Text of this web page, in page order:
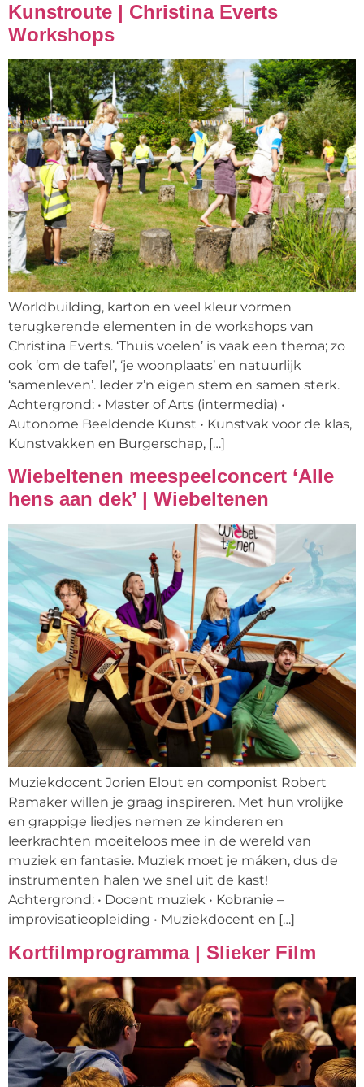
Kunstroute | Christina Everts
Workshops
Worldbuilding, karton en veel kleur vormen
terugkerende elementen in de workshops van
Christina Everts. ‘Thuis voelen’ is vaak een thema; zo
ook ‘om de tafel’, ‘je woonplaats’ en natuurlijk
‘samenleven’. Ieder z’n eigen stem en samen sterk.
Achtergrond: • Master of Arts (intermedia) •
Autonome Beeldende Kunst • Kunstvak voor de klas,
Kunstvakken en Burgerschap, […]
Wiebeltenen meespeelconcert ‘Alle
hens aan dek’ | Wiebeltenen
Muziekdocent Jorien Elout en componist Robert
Ramaker willen je graag inspireren. Met hun vrolijke
en grappige liedjes nemen ze kinderen en
leerkrachten moeiteloos mee in de wereld van
muziek en fantasie. Muziek moet je máken, dus de
instrumenten halen we snel uit de kast!
Achtergrond: • Docent muziek • Kobranie –
improvisatieopleiding • Muziekdocent en […]
Kortfilmprogramma | Slieker Film